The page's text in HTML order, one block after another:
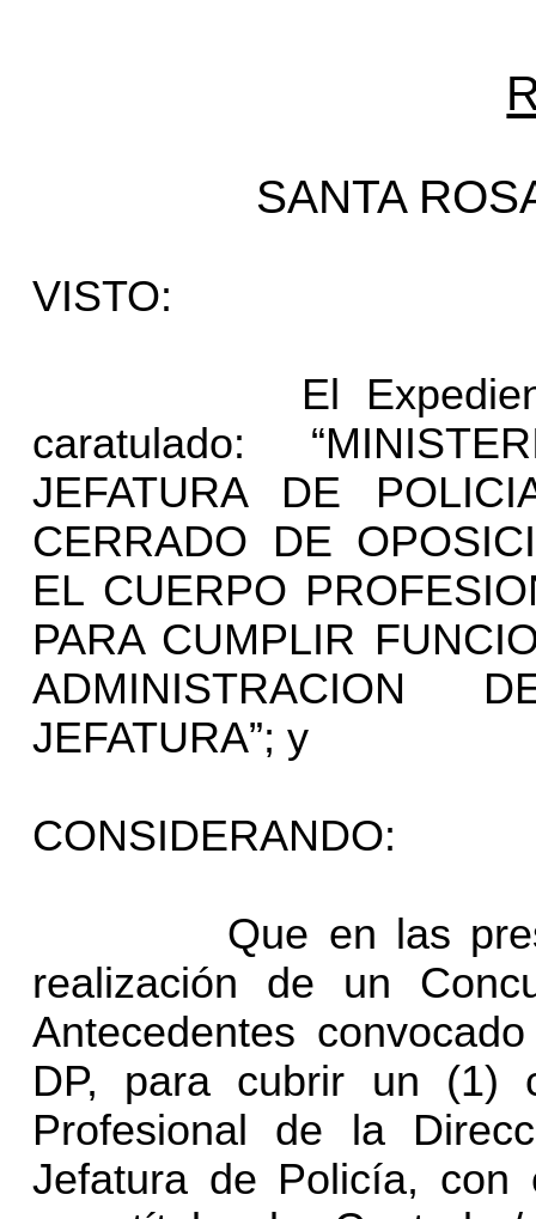
SANTA
VISTO:
El Expediente
caratulado:
JEFATURA DE
CERRADO DE
EL CUERPO
PARA CUMPLIR
ADMINISTRACION
JEFATURA”; y
CONSIDERANDO:
Que en las
realización de un
Antecedentes
DP, para cubrir un (1)
Profesional de la
Jefatura de Policía, con